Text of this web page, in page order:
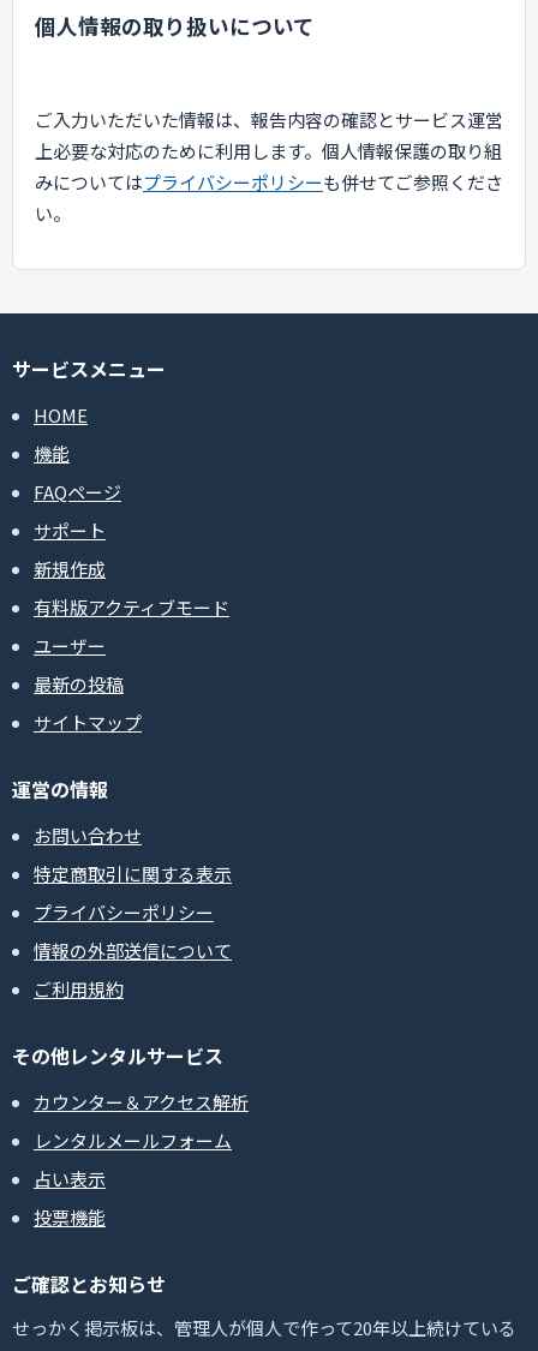
個人情報の取り扱いについて
ご入力いただいた情報は、報告内容の確認とサービス運営
上必要な対応のために利用します。個人情報保護の取り組
みについてはプライバシーポリシーも併せてご参照くださ
い。
サービスメニュー
HOME
機能
FAQページ
サポート
新規作成
有料版アクティブモード
ユーザー
最新の投稿
サイトマップ
運営の情報
お問い合わせ
特定商取引に関する表示
プライバシーポリシー
情報の外部送信について
ご利用規約
その他レンタルサービス
カウンター＆アクセス解析
レンタルメールフォーム
占い表示
投票機能
ご確認とお知らせ
せっかく掲示板は、管理人が個人で作って20年以上続けている